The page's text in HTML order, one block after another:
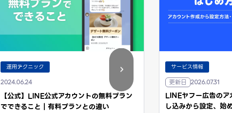
運用テクニック
2024.06.24
【公式】LINE公式アカウントの無料プラン
でできること｜有料プランとの違い
サービス情報
更新日 2026.07.31
LINEヤフー広告の
し込みから設定、始